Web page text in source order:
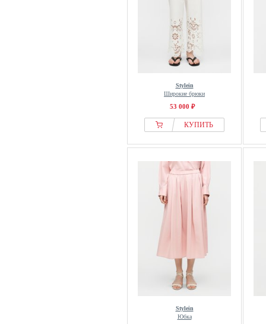
Stylein
Широкие брюки
53 000 ₽
КУПИТЬ
Stylein
Юбка